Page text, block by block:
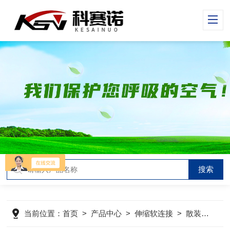
当前位置：首页 > 产品中心 >伸缩软连接 >散装软连接